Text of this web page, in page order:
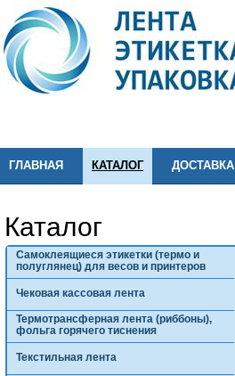
ГЛАВНАЯ КАТАЛОГ ДОСТАВКА
Каталог
Самоклеящиеся этикетки (термо и
полуглянец) для весов и принтеров
Чековая кассовая лента
Термотрансферная лента (риббоны),
фольга горячего тиснения
Текстильная лента